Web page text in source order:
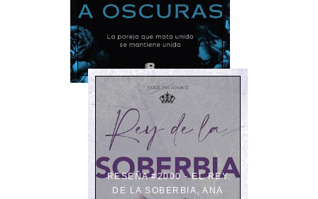
RESEÑA #2000 - EL REY
DE LA SOBERBIA, ANA